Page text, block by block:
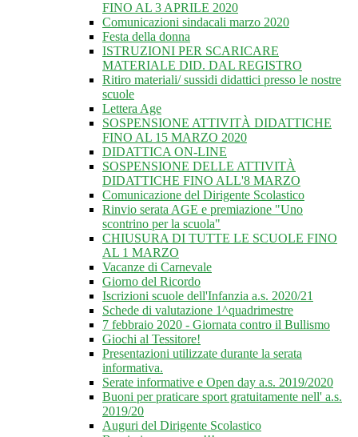
FINO AL 3 APRILE 2020
Comunicazioni sindacali marzo 2020
Festa della donna
ISTRUZIONI PER SCARICARE
MATERIALE DID. DAL REGISTRO
Ritiro materiali/ sussidi didattici presso le nostre
scuole
Lettera Age
SOSPENSIONE ATTIVITÀ DIDATTICHE
FINO AL 15 MARZO 2020
DIDATTICA ON-LINE
SOSPENSIONE DELLE ATTIVITÀ
DIDATTICHE FINO ALL'8 MARZO
Comunicazione del Dirigente Scolastico
Rinvio serata AGE e premiazione "Uno
scontrino per la scuola"
CHIUSURA DI TUTTE LE SCUOLE FINO
AL 1 MARZO
Vacanze di Carnevale
Giorno del Ricordo
Iscrizioni scuole dell'Infanzia a.s. 2020/21
Schede di valutazione 1^quadrimestre
7 febbraio 2020 - Giornata contro il Bullismo
Giochi al Tessitore!
Presentazioni utilizzate durante la serata
informativa.
Serate informative e Open day a.s. 2019/2020
Buoni per praticare sport gratuitamente nell' a.s.
2019/20
Auguri del Dirigente Scolastico